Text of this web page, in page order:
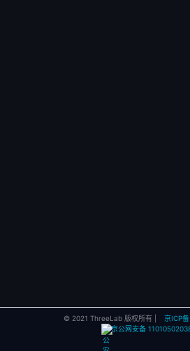
© 2021 ThreeLab 版权所有 |
京ICP
京公网安备